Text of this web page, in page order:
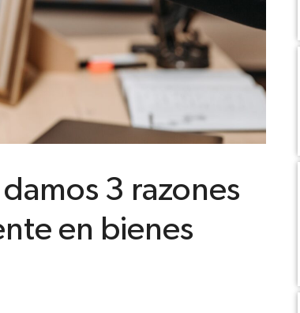
3 razones
en bienes